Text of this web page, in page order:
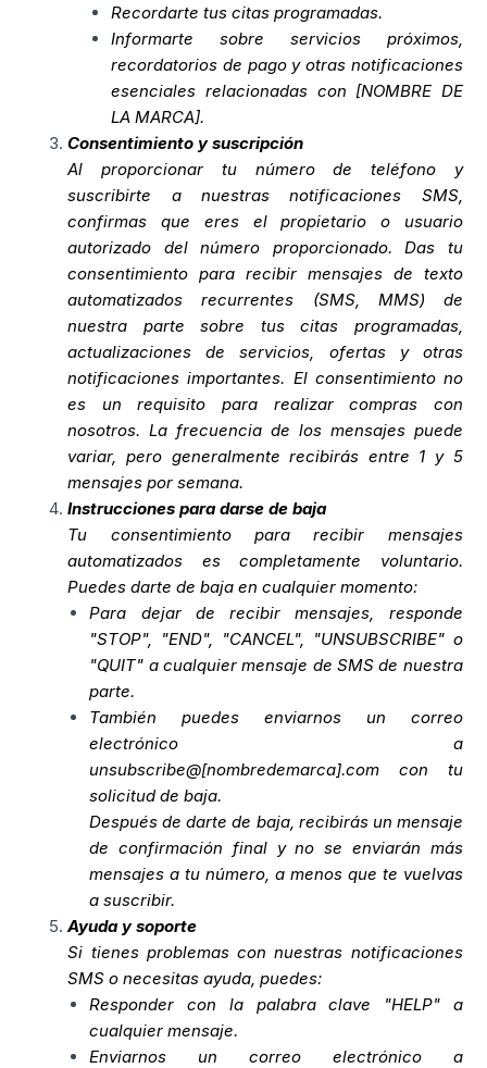
Recordarte tus citas programadas.
Informarte sobre servicios próximos,
recordatorios de pago y otras notificaciones
esenciales relacionadas con [NOMBRE DE
LA MARCA].
Consentimiento y suscripción
Al proporcionar tu número de teléfono y
suscribirte a nuestras notificaciones SMS,
confirmas que eres el propietario o usuario
autorizado del número proporcionado. Das tu
consentimiento para recibir mensajes de texto
automatizados recurrentes (SMS, MMS) de
nuestra parte sobre tus citas programadas,
actualizaciones de servicios, ofertas y otras
notificaciones importantes. El consentimiento no
es un requisito para realizar compras con
nosotros. La frecuencia de los mensajes puede
variar, pero generalmente recibirás entre 1 y 5
mensajes por semana.
Instrucciones para darse de baja
Tu consentimiento para recibir mensajes
automatizados es completamente voluntario.
Puedes darte de baja en cualquier momento:
Para dejar de recibir mensajes, responde
"STOP", "END", "CANCEL", "UNSUBSCRIBE" o
"QUIT" a cualquier mensaje de SMS de nuestra
parte.
También puedes enviarnos un correo
electrónico a
unsubscribe@[nombredemarca].com con tu
solicitud de baja.
Después de darte de baja, recibirás un mensaje
de confirmación final y no se enviarán más
mensajes a tu número, a menos que te vuelvas
a suscribir.
Ayuda y soporte
Si tienes problemas con nuestras notificaciones
SMS o necesitas ayuda, puedes:
Responder con la palabra clave "HELP" a
cualquier mensaje.
Enviarnos un correo electrónico a